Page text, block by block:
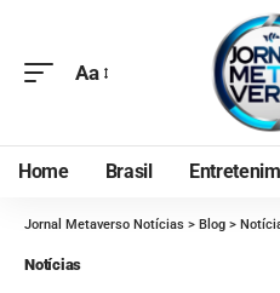
Aa
Home Brasil
Jornal Metaverso Notícias > Blog >
Notícias